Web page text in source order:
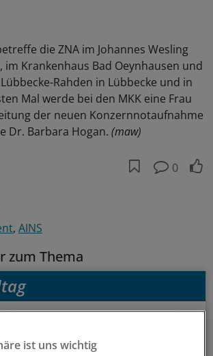
die ZNA im Johannes Wesling
im Krankenhaus Bad Oeynhausen und
Rahden in Lübbecke und in
Mal werde bei den MKK eine Frau
der neuen Konzernnotaufnahme
Dr. Barbara Hogan. (maw)
0
AINS
zum Thema
Lesen Sie Wissenswertes und
inspirieren - und seien Sie immer
ist uns wichtig